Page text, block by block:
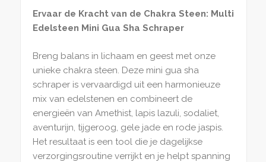
Ervaar de Kracht van de Chakra Steen: Multi
Edelsteen Mini Gua Sha Schraper
Breng balans in lichaam en geest met onze
unieke chakra steen. Deze mini gua sha
schraper is vervaardigd uit een harmonieuze
mix van edelstenen en combineert de
energieën van Amethist, lapis lazuli, sodaliet,
aventurijn, tijgeroog, gele jade en rode jaspis.
Het resultaat is een tool die je dagelijkse
verzorgingsroutine verrijkt en je helpt spanning